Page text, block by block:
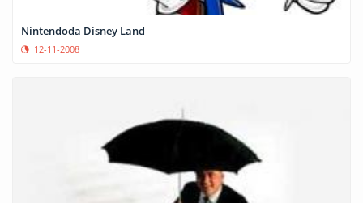
Nintendoda Disney Land
12-11-2008